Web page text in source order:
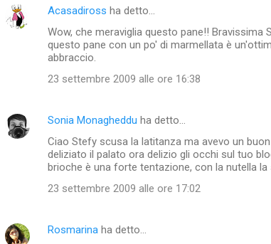
Acasadiross ha detto…
Wow, che meraviglia questo pane!! Bravissima
questo pane con un po' di marmellata è
abbraccio.
23 settembre 2009 alle ore 16:38
Sonia Monagheddu ha detto…
Ciao Stefy scusa la latitanza ma avevo un
deliziato il palato ora delizio gli occhi sul tuo
brioche è una forte tentazione, con la nutella la
23 settembre 2009 alle ore 17:02
Rosmarina ha detto…